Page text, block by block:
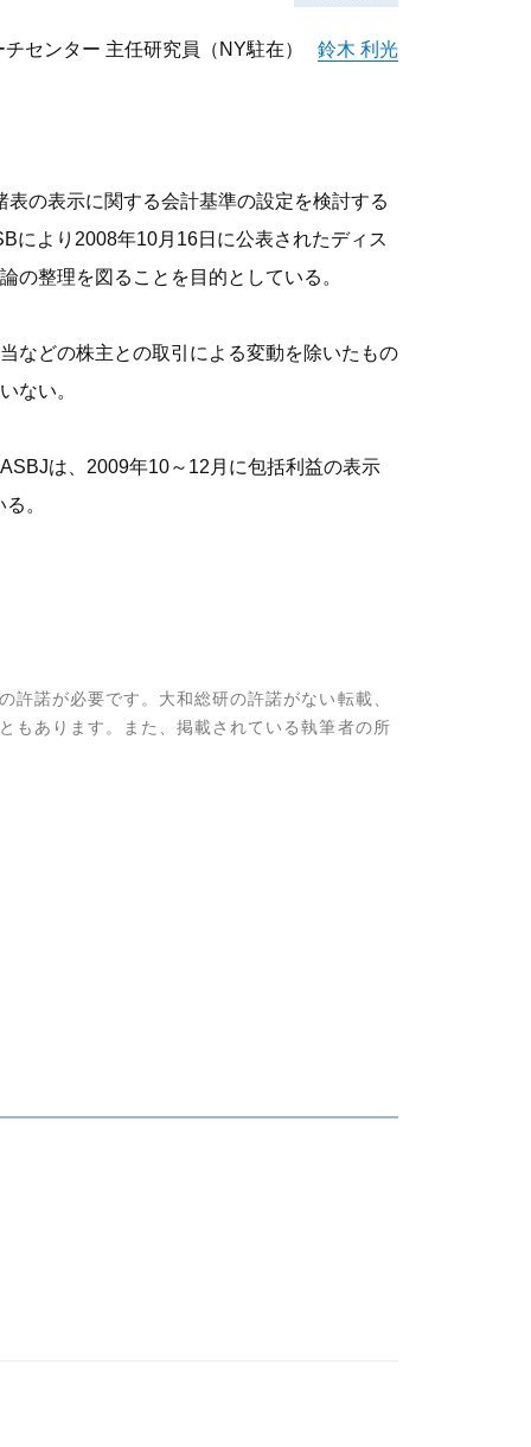
センター 主任研究員（NY駐在） 鈴木 利光
の表示に関する会計基準の設定を検討する
により2008年10月16日に公表されたディス
の整理を図ることを目的としている。
などの株主との取引による変動を除いたもの
ない。
は、2009年10～12月に包括利益の表示
。
諾が必要です。大和総研の許諾がない転載、
もあります。また、掲載されている執筆者の所